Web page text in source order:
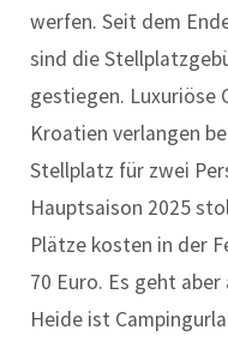
werfen. Seit dem
sind die
gestiegen. Luxuriöse
Kroatien verlangen
Stellplatz für zwei
Hauptsaison 2025
Plätze kosten in der
70 Euro. Es geht
Heide ist